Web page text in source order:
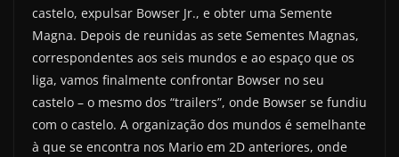
castelo, expulsar Bowser Jr., e obter uma Semente
Magna. Depois de reunidas as sete Sementes Magnas,
correspondentes aos seis mundos e ao espaço que os
liga, vamos finalmente confrontar Bowser no seu
castelo – o mesmo dos “trailers”, onde Bowser se fundiu
com o castelo. A organização dos mundos é semelhante
à que se encontra nos Mario em 2D anteriores, onde